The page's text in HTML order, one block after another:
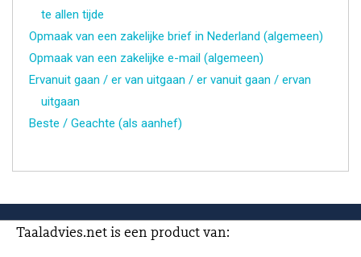
te allen tijde
Opmaak van een zakelijke brief in Nederland (algemeen)
Opmaak van een zakelijke e-mail (algemeen)
Ervanuit gaan / er van uitgaan / er vanuit gaan / ervan
uitgaan
Beste / Geachte (als aanhef)
Taaladvies.net is een product van: